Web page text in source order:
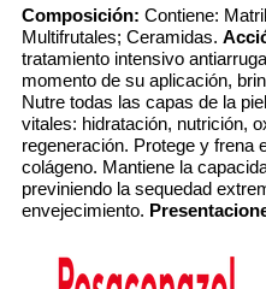
Composición: Contiene:
Multifrutales; Ceramidas.
tratamiento intensivo
momento de su aplicación,
Nutre todas las capas de la
vitales: hidratación, nutrición,
regeneración. Protege y frena
colágeno. Mantiene la
previniendo la sequedad
envejecimiento.